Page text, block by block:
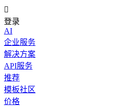

登录
AI
企业服务
解决方案
API服务
推荐
模板社区
价格